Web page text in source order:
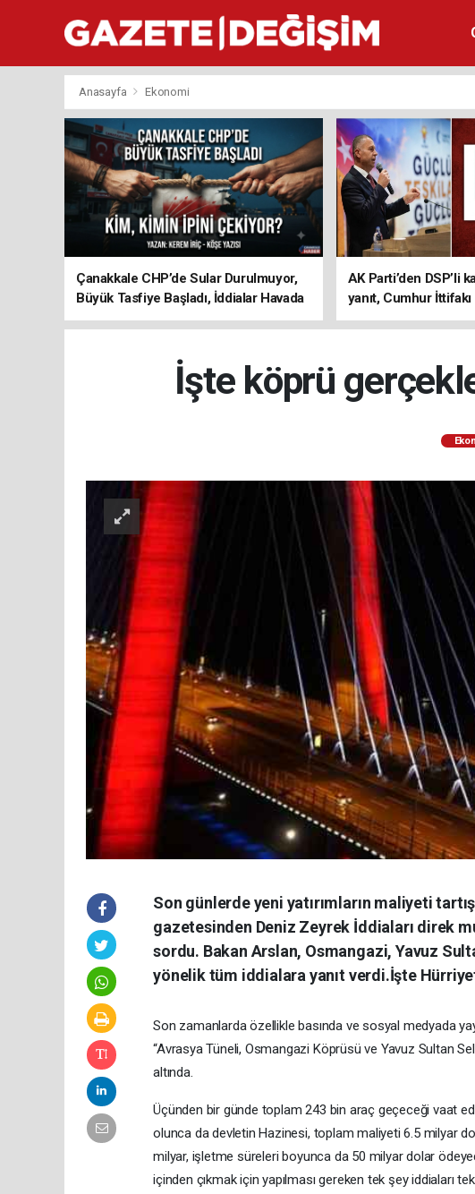
Anasayfa Ekonomi
Çanakkale CHP’de Sular Durulmuyor,
Büyük Tasfiye Başladı, İddialar Havada
Uçuşuyor
AK Parti’den DSP’li
yanıt, Cumhur
ediyoruz
İşte köprü
Son günlerde yeni yatırımların maliyeti
gazetesinden Deniz Zeyrek İddiaları direk
sordu. Bakan Arslan, Osmangazi, Yavuz
yönelik tüm iddialara yanıt verdi.İşte
Son zamanlarda özellikle basında ve sosyal medyada
“Avrasya Tüneli, Osmangazi Köprüsü ve Yavuz Sultan
altında.
Üçünden bir günde toplam 243 bin araç geçeceği vaat
olunca da devletin Hazinesi, toplam maliyeti 6.5 milyar
milyar, işletme süreleri boyunca da 50 milyar dolar
içinden çıkmak için yapılması gereken tek şey iddiaları